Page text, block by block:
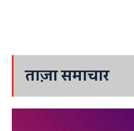
ताज़ा समाचार